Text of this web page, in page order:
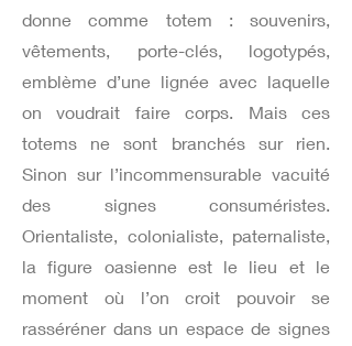
donne comme totem : souvenirs,
vêtements, porte-clés, logotypés,
emblème d’une lignée avec laquelle
on voudrait faire corps. Mais ces
totems ne sont branchés sur rien.
Sinon sur l’incommensurable vacuité
des signes consuméristes.
Orientaliste, colonialiste, paternaliste,
la figure oasienne est le lieu et le
moment où l’on croit pouvoir se
rasséréner dans un espace de signes